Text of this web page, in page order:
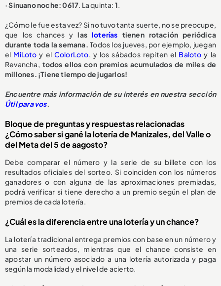
· Sinuano noche: 0617. La quinta: 1.
¿Cómo le fue esta vez? Si no tuvo tanta suerte, no se preocupe,
que los chances ylasloterías tienen rotación periódica
durante toda la semana. Todos los jueves, por ejemplo, juegan
el MiLoto y el ColorLoto, y los sábados repiten el Baloto y la
Revancha, todos ellos con premios acumulados de miles de
millones. ¡Tiene tiempo de jugarlos!
Encuentre más información de su interés en nuestra sección
Útil para vos.
Bloque de preguntas y respuestas relacionadas
¿Cómo saber si gané la lotería de Manizales, del Valle o
del Meta del 5 de aagosto?
Debe comparar el número y la serie de su billete con los
resultados oficiales del sorteo. Si coinciden con los números
ganadores o con alguna de las aproximaciones premiadas,
podrá verificar si tiene derecho a un premio según el plan de
premios de cada lotería.
¿Cuál es la diferencia entre una lotería y un chance?
La lotería tradicional entrega premios con base en un número y
una serie sorteados, mientras que el chance consiste en
apostar un número asociado a una lotería autorizada y paga
según la modalidad y el nivel de acierto.